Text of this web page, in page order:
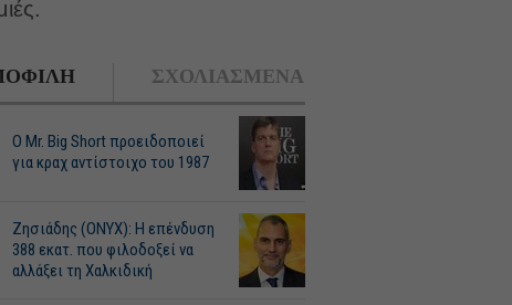
ΣΧΟΛΙΑΣΜΕΝΑ
O Mr. Big Short προειδοποιεί
για κραχ αντίστοιχο του 1987
Ζησιάδης (ONYX): Η επένδυση
388 εκατ. που φιλοδοξεί να
αλλάξει τη Χαλκιδική